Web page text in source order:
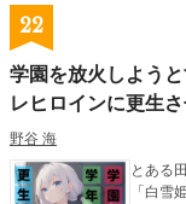
22
学園を放火しよう
レヒロインに更生
野谷 海
とある
「白雪